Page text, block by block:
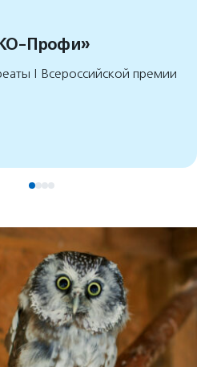
Профи»
I Всероссийской премии